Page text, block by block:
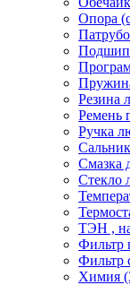
Опора
Резина
Ремень
Ручка
Смазка
Стекло
ТЭН ,
Фильтр
Фильтр
Химия